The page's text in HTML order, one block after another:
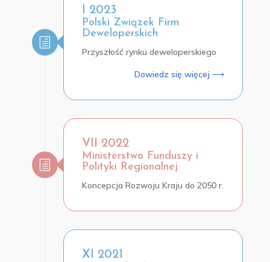
I 2023
Polski Związek Firm
Deweloperskich
Przyszłość rynku deweloperskiego
Dowiedz się więcej ⟶
VII 2022
Ministerstwo Funduszy i
Polityki Regionalnej
Koncepcja Rozwoju Kraju do 2050 r.
XI 2021